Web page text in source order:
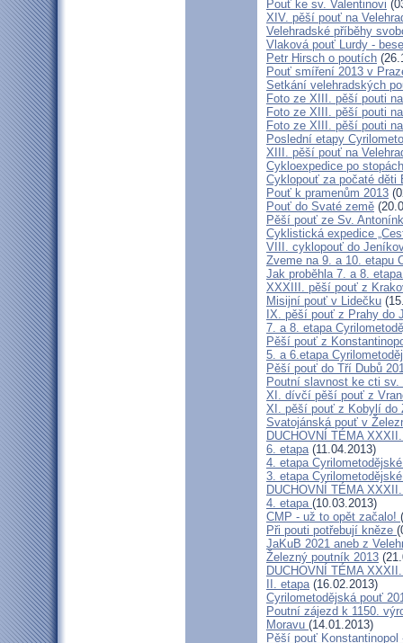
Pouť ke sv. Valentinovi
XIV. pěší pouť na
Velehradské příběhy
Vlaková pouť Lurdy -
Petr Hirsch o poutích
Pouť smíření 2013 v
Setkání velehradských
Foto ze XIII. pěší pouti
Foto ze XIII. pěší pouti
Foto ze XIII. pěší pouti
Poslední etapy
XIII. pěší pouť na
Cykloexpedice po
Cyklopouť za počaté děti
Pouť k pramenům 2013
Pouť do Svaté země
Pěší pouť ze Sv.
Cyklistická expedice
VIII. cyklopouť do
Zveme na 9. a 10. etapu
Jak proběhla 7. a 8.
XXXIII. pěší pouť z
Misijní pouť v Lidečku
IX. pěší pouť z Prahy do
7. a 8. etapa
Pěší pouť z
5. a 6.etapa
Pěší pouť do Tří Dubů
Poutní slavnost ke cti sv.
XI. dívčí pěší pouť z
XI. pěší pouť z Kobylí do
Svatojánská pouť v
DUCHOVNÍ TÉMA
6. etapa(11.04.2013)
4. etapa
3. etapa
DUCHOVNÍ TÉMA
4. etapa (10.03.2013)
CMP - už to opět začalo!
Při pouti potřebují kněze
JaKuB 2021 aneb z
Železný poutník 2013
DUCHOVNÍ TÉMA
II. etapa(16.02.2013)
Cyrilometodějská pouť
Poutní zájezd k 1150.
Moravu (14.01.2013)
Pěší pouť Konstantinopol